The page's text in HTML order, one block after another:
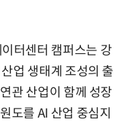
터센터 캠퍼스는 강
업 생태계 조성의 출
관 산업이 함께 성장
도를 AI 산업 중심지